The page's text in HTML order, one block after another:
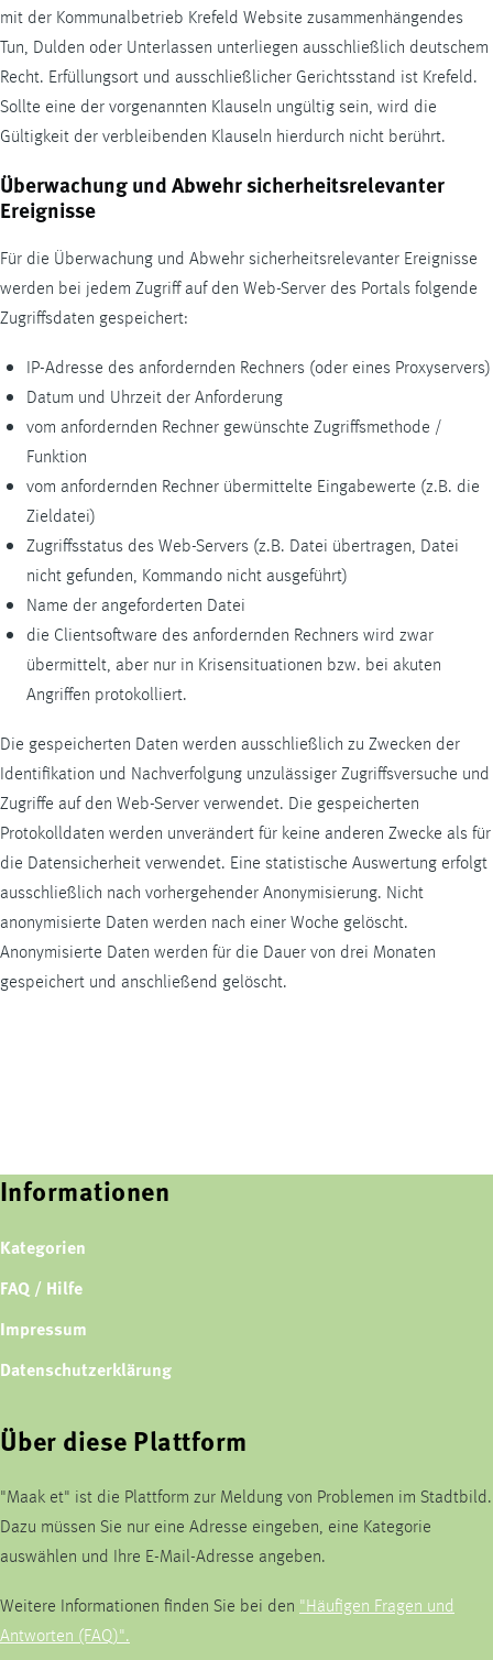
mit der Kommunalbetrieb Krefeld Website zusammenhängendes
Tun, Dulden oder Unterlassen unterliegen ausschließlich deutschem
Recht. Erfüllungsort und ausschließlicher Gerichtsstand ist Krefeld.
Sollte eine der vorgenannten Klauseln ungültig sein, wird die
Gültigkeit der verbleibenden Klauseln hierdurch nicht berührt.
Überwachung und Abwehr sicherheitsrelevanter
Ereignisse
Für die Überwachung und Abwehr sicherheitsrelevanter Ereignisse
werden bei jedem Zugriff auf den Web-Server des Portals folgende
Zugriffsdaten gespeichert:
IP-Adresse des anfordernden Rechners (oder eines Proxyservers)
Datum und Uhrzeit der Anforderung
vom anfordernden Rechner gewünschte Zugriffsmethode /
Funktion
vom anfordernden Rechner übermittelte Eingabewerte (z.B. die
Zieldatei)
Zugriffsstatus desWeb-Servers (z.B. Datei übertragen, Datei
nicht gefunden, Kommando nicht ausgeführt)
Name der angeforderten Datei
die Clientsoftware des anfordernden Rechners wird zwar
übermittelt, aber nur in Krisensituationen bzw. bei akuten
Angriffen protokolliert.
Die gespeicherten Daten werden ausschließlich zu Zwecken der
Identifikation und Nachverfolgung unzulässiger Zugriffsversuche und
Zugriffe auf den Web-Serververwendet. Die gespeicherten
Protokolldaten werden unverändert für keine anderen Zwecke als für
die Datensicherheit verwendet. Eine statistische Auswertung erfolgt
ausschließlich nach vorhergehender Anonymisierung. Nicht
anonymisierte Daten werden nach einer Woche gelöscht.
Anonymisierte Daten werden für die Dauer von drei Monaten
gespeichert und anschließend gelöscht.
Informationen
Kategorien
FAQ / Hilfe
Impressum
Datenschutzerklärung
Über diese Plattform
"Maak et" ist die Plattform zur Meldung von Problemen im Stadtbild.
Dazu müssen Sie nur eine Adresse eingeben, eine Kategorie
auswählen und Ihre E-Mail-Adresse angeben.
Weitere Informationen finden Sie bei den "Häufigen Fragen und
Antworten (FAQ)".